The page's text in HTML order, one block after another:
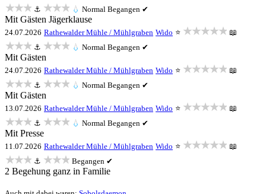
★★★ ⚓ ★★★ 💧 Normal Begangen ✔
Mit Gästen Jägerklause
24.07.2026 Rathewalder Mühle / Mühlgraben Wido ⭐ ★★★★★ 📖
★★★ ⚓ ★★★ 💧 Normal Begangen ✔
Mit Gästen
24.07.2026 Rathewalder Mühle / Mühlgraben Wido ⭐ ★★★★★ 📖
★★★ ⚓ ★★★ 💧 Normal Begangen ✔
Mit Gästen
13.07.2026 Rathewalder Mühle / Mühlgraben Wido ⭐ ★★★★★ 📖
★★★ ⚓ ★★★ 💧 Normal Begangen ✔
Mit Presse
11.07.2026 Rathewalder Mühle / Mühlgraben Wido ⭐ ★★★★★ 📖
★★★ ⚓ ★★★ Begangen ✔
2 Begehung ganz in Familie